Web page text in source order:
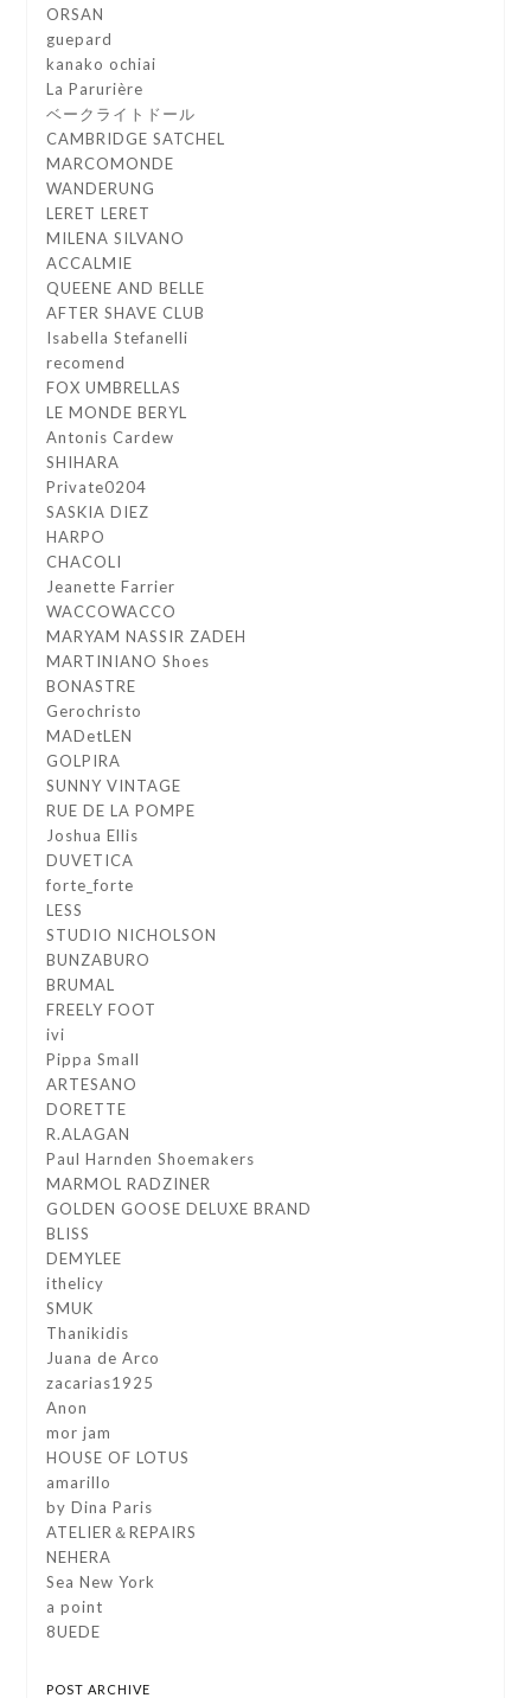
ORSAN
guepard
kanako ochiai
La Parurière
ベークライトドール
CAMBRIDGE SATCHEL
MARCOMONDE
WANDERUNG
LERET LERET
MILENA SILVANO
ACCALMIE
QUEENE AND BELLE
AFTER SHAVE CLUB
Isabella Stefanelli
recomend
FOX UMBRELLAS
LE MONDE BERYL
Antonis Cardew
SHIHARA
Private0204
SASKIA DIEZ
HARPO
CHACOLI
Jeanette Farrier
WACCOWACCO
MARYAM NASSIR ZADEH
MARTINIANO Shoes
BONASTRE
Gerochristo
MADetLEN
GOLPIRA
SUNNY VINTAGE
RUE DE LA POMPE
Joshua Ellis
DUVETICA
forte_forte
LESS
STUDIO NICHOLSON
BUNZABURO
BRUMAL
FREELY FOOT
ivi
Pippa Small
ARTESANO
DORETTE
R.ALAGAN
Paul Harnden Shoemakers
MARMOL RADZINER
GOLDEN GOOSE DELUXE BRAND
BLISS
DEMYLEE
ithelicy
SMUK
Thanikidis
Juana de Arco
zacarias1925
Anon
mor jam
HOUSE OF LOTUS
amarillo
by Dina Paris
ATELIER＆REPAIRS
NEHERA
Sea New York
a point
8UEDE
POST ARCHIVE